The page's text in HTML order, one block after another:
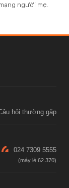
người mẹ.
hỏi thường gặp
024 7309 5555